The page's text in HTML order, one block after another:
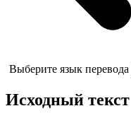
Выберите язык перевода
Исходный текст